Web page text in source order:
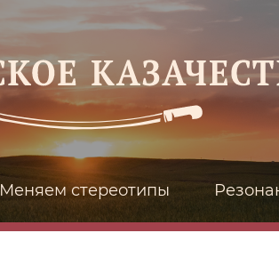
Меняем стереотипы